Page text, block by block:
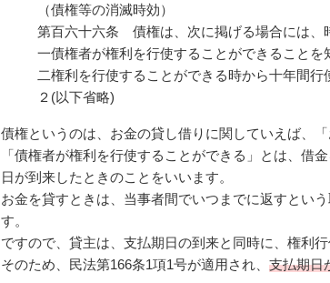
（債権等の消滅時効）
第百六十六条 債権は、次に掲げる場合には、
一債権者が権利を行使することができることを
二権利を行使することができる時から十年間行
２(以下省略)
債権というのは、お金の貸し借りに関していえば、
「債権者が権利を行使することができる」とは、借
日が到来したときのことをいいます。
お金を貸すときは、当事者間でいつまでに返すとい
す。
ですので、貸主は、支払期日の到来と同時に、権利
そのため、民法第166条1項1号が適用され、 支払期日